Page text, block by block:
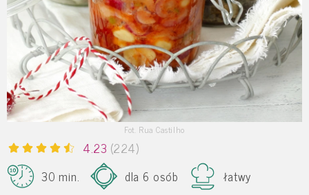
Fot. Rua Castilho
4.23 (224)
30 min.
dla 6 osób łatwy